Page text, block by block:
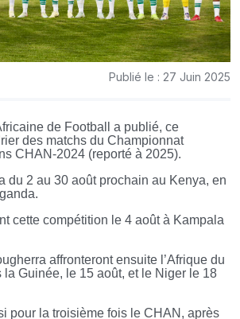
Publié le : 27 Juin 2025
de Football a publié, ce
des matchs du Championnat
CHAN-2024 (reporté à 2025).
du 2 au 30 août prochain au Kenya, en
cette compétition le 4 août à Kampala
affronteront ensuite l’Afrique du
la Guinée, le 15 août, et le Niger le 18
pour la troisième fois le CHAN, après